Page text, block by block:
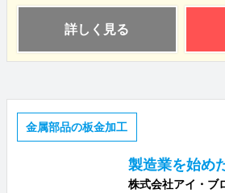
詳しく見る
金属部品の板金加工
製造業を始め
株式会社アイ・ブ